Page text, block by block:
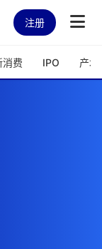
注册
消费 IPO 产城